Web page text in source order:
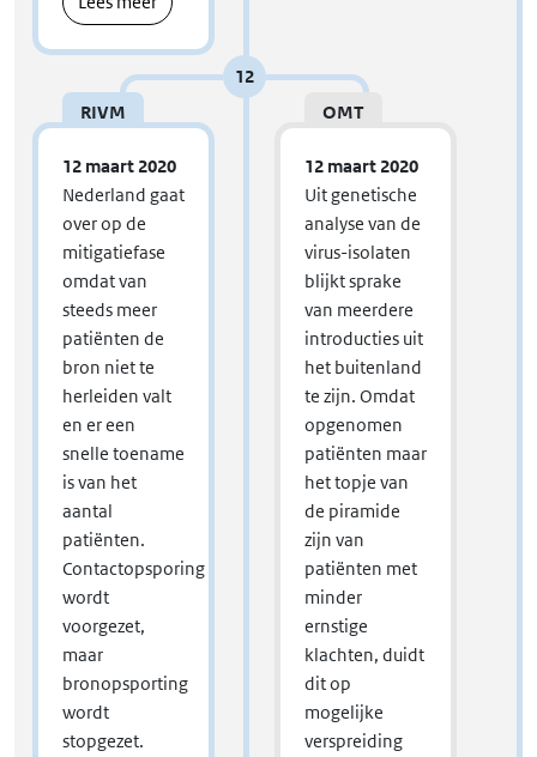
12
RIVM
12 maart 2020
Nederland gaat
over op de
mitigatiefase
omdat van
steeds meer
patiënten de
bron niet te
herleiden valt
en er een
snelle toename
is van het
aantal
patiënten.
Contactopsporing
wordt
voorgezet,
maar
bronopsporting
wordt
stopgezet.
OMT
12 maart 2020
Uit genetische
analyse van de
virus-isolaten
blijkt sprake
van meerdere
introducties uit
het buitenland
te zijn. Omdat
opgenomen
patiënten maar
het topje van
de piramide
zijn van
patiënten met
minder
ernstige
klachten, duidt
dit op
mogelijke
verspreiding